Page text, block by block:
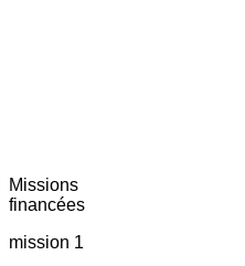
Missions
financées
mission 1